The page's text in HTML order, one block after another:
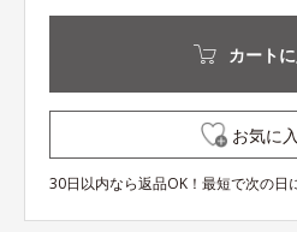
カート
お気に
30日以内なら返品OK！最短で次の日